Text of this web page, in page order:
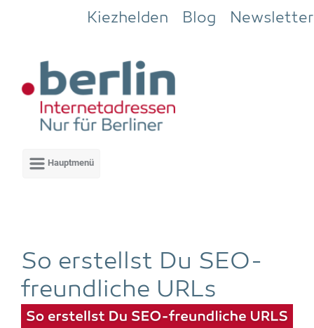
Zum Hauptinhalt springen
Kiezhelden Blog Newsletter
So erstellst Du SEO-
freund­li­che URLs